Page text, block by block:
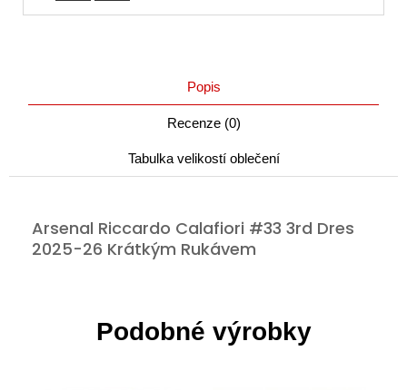
Popis
Recenze (0)
Tabulka velikostí oblečení
Arsenal Riccardo Calafiori #33 3rd Dres
2025-26 Krátkým Rukávem
Podobné výrobky